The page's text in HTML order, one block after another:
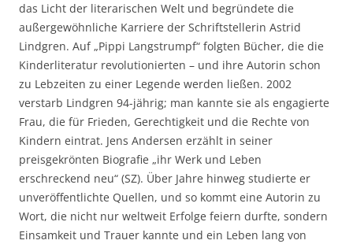
das Licht der literarischen Welt und begründete die
außergewöhnliche Karriere der Schriftstellerin Astrid
Lindgren. Auf „Pippi Langstrumpf“ folgten Bücher, die die
Kinderliteratur revolutionierten – und ihre Autorin schon
zu Lebzeiten zu einer Legende werden ließen. 2002
verstarb Lindgren 94-jährig; man kannte sie als engagierte
Frau, die für Frieden, Gerechtigkeit und die Rechte von
Kindern eintrat. Jens Andersen erzählt in seiner
preisgekrönten Biografie „ihr Werk und Leben
erschreckend neu“ (SZ). Über Jahre hinweg studierte er
unveröffentlichte Quellen, und so kommt eine Autorin zu
Wort, die nicht nur weltweit Erfolge feiern durfte, sondern
Einsamkeit und Trauer kannte und ein Leben lang von